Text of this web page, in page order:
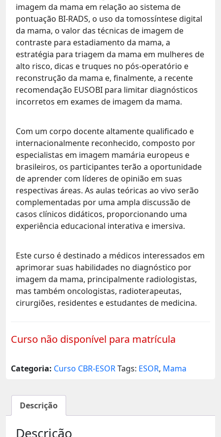
imagem da mama em relação ao sistema de
pontuação BI-RADS, o uso da tomossíntese digital
da mama, o valor das técnicas de imagem de
contraste para estadiamento da mama, a
estratégia para triagem da mama em mulheres de
alto risco, dicas e truques no pós-operatório e
reconstrução da mama e, finalmente, a recente
recomendação EUSOBI para limitar diagnósticos
incorretos em exames de imagem da mama.
Com um corpo docente altamente qualificado e
internacionalmente reconhecido, composto por
especialistas em imagem mamária europeus e
brasileiros, os participantes terão a oportunidade
de aprender com líderes de opinião em suas
respectivas áreas. As aulas teóricas ao vivo serão
complementadas por uma ampla discussão de
casos clínicos didáticos, proporcionando uma
experiência educacional interativa e imersiva.
Este curso é destinado a médicos interessados em
aprimorar suas habilidades no diagnóstico por
imagem da mama, principalmente radiologistas,
mas também oncologistas, radioterapeutas,
cirurgiões, residentes e estudantes de medicina.
Curso não disponível para matrícula
Categoria: Curso CBR-ESORTags: ESOR, Mama
Descrição
Descrição